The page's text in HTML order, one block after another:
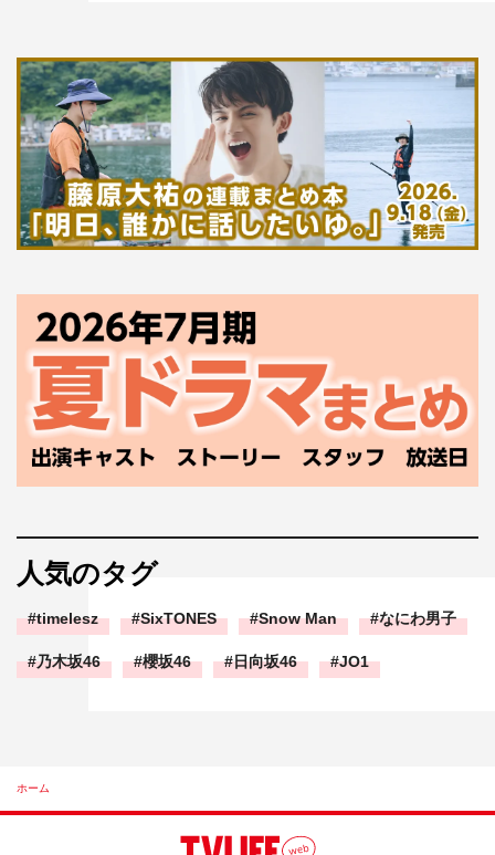
人気のタグ
timelesz SixTONES Snow Man なにわ男子
乃木坂46 櫻坂46 日向坂46 JO1
ホーム